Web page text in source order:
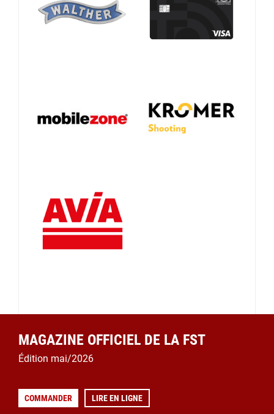
MAGAZINE OFFICIEL DE LA FST
Édition mai/2026
COMMANDER LIRE EN LIGNE